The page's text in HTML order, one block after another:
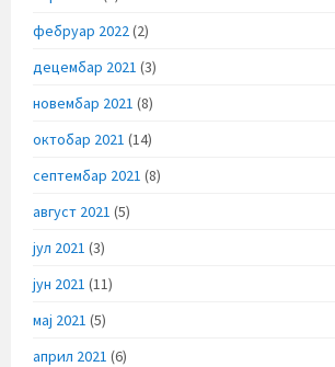
фебруар 2022(2)
децембар 2021 (3)
новембар 2021 (8)
октобар 2021 (14)
септембар 2021 (8)
август 2021 (5)
јул 2021 (3)
јун 2021 (11)
мај 2021 (5)
април 2021 (6)